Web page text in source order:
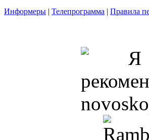
Информеры | Телепрограмма | Правила